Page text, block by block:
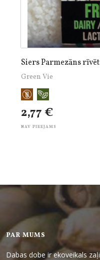
Siers Parmezāns
Green Vie
2,77 €
NAV PIEEJAMS
PAR MUMS
Dabas dobe ir ekoveikals